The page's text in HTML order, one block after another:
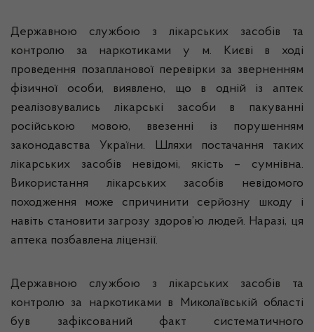
Державною службою з лікарських засобів та
контролю за наркотиками у м. Києві в ході
проведення позапланової перевірки за зверненням
фізичної особи, виявлено, що в одній із аптек
реалізовувались лікарські засоби в пакуванні
російською мовою, ввезенні із порушенням
законодавства України. Шляхи постачання таких
лікарських засобів невідомі, якість – сумнівна.
Використання лікарських засобів невідомого
походження може спричинити серйозну шкоду і
навіть становити загрозу здоров’ю людей. Наразі, ця
аптека позбавлена ліцензії.
Державною службою з лікарських засобів та
контролю за наркотиками в Миколаївській області
був зафіксований факт систематичного